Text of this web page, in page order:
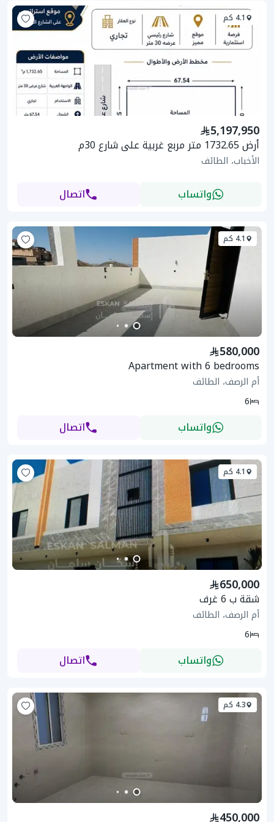
4.1 كم
5,197,950
أرض 1732.65 متر مربع غربية على شارع 30م
الأخباب، الطائف
واتساب اتصال
4.1 كم
580,000
Apartment with 6 bedrooms
أم الرصف، الطائف
6
واتساب اتصال
4.1 كم
650,000
شقة ب 6 غرف
أم الرصف، الطائف
6
واتساب اتصال
4.3 كم
450,000